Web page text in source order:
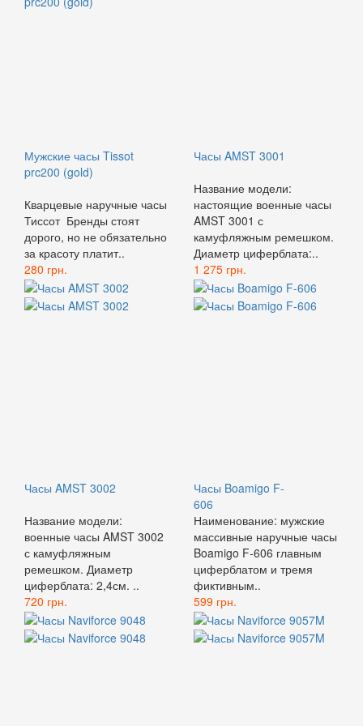
Мужские часы Tissot
prc200 (gold)
Кварцевые наручные часы
Тиссот Бренды стоят
дорого, но не обязательно
за красоту платит..
280 грн.
Часы AMST 3001
Название модели:
настоящие военные часы
AMST 3001 с
камуфляжным ремешком.
Диаметр циферблата:..
1 275 грн.
Часы AMST 3002
Название модели:
военные часы AMST 3002
с камуфляжным
ремешком. Диаметр
циферблата: 2,4см. ..
720 грн.
Часы Boamigo F-
606
Наименование: мужские
массивные наручные часы
Boamigo F-606 главным
циферблатом и тремя
фиктивным..
599 грн.